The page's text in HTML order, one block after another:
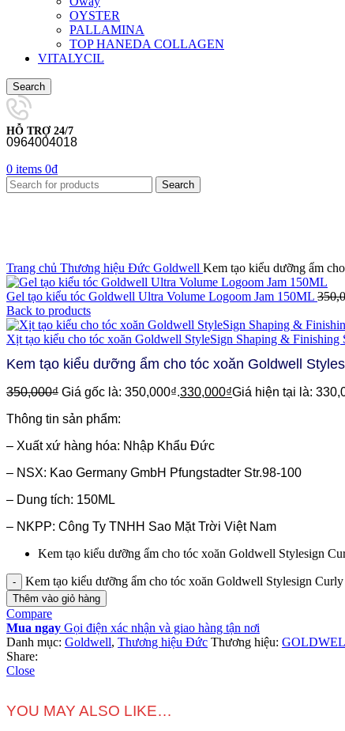
OYSTER
PALLAMINA
TOP HANEDA COLLAGEN
VITALYCIL
Search
HỖ TRỢ 24/7
0964004018
0 items 0₫
Search
Trang chủ Thương hiệu Đức Goldwell Kem tạo kiểu dưỡng ẩm
Gel tạo kiểu tóc Goldwell Ultra Volume Logoom Jam 150ML
Back to products
Xịt tạo kiểu cho tóc xoăn Goldwell StyleSign Shaping & Finishing
Kem tạo kiểu dưỡng ẩm cho tóc xoăn Goldwell
350,000₫ Giá gốc là: 350,000₫.330,000₫Giá hiện tại là:
Thông tin sản phẩm:
– Xuất xứ hàng hóa: Nhập Khẩu Đức
– NSX: Kao Germany GmbH Pfungstadter Str.98-100
– Dung tích: 150ML
– NKPP: Công Ty TNHH Sao Mặt Trời Việt Nam
Kem tạo kiểu dưỡng ẩm cho tóc xoăn Goldwell Stylesign
Kem tạo kiểu dưỡng ẩm cho tóc xoăn Goldwell Stylesign
Thêm vào giỏ hàng
Compare
Mua ngay Gọi điện xác nhận và giao hàng tận nơi
Danh mục: Goldwell, Thương hiệu Đức Thương hiệu:
Share:
Close
YOU MAY ALSO LIKE…